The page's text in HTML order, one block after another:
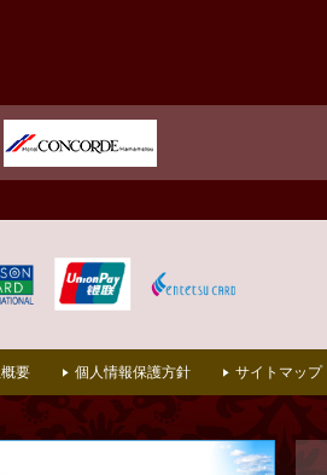
要 個人情報保護方針 サイトマップ